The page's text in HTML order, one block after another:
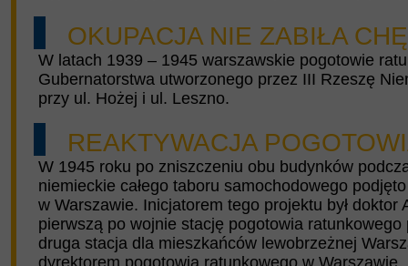
REAKTYWACJA
W 1945 roku po zniszczeniu obu budynków
niemieckie całego taboru samochodowego
w Warszawie. Inicjatorem tego projektu był
pierwszą po wojnie stację pogotowia
druga stacja dla mieszkańców lewobrzeżnej
dyrektorem pogotowia ratunkowego w Warszawie.
OKUPACJA NIE ZABIŁA
W latach 1939 – 1945 warszawskie pogotowie
Gubernatorstwa utworzonego przez III Rzeszę
przy ul. Hożej i ul. Leszno.